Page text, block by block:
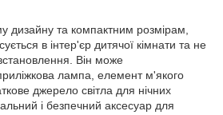
дизайну та компактним розмірам,
в інтер'єр дитячої кімнати та не
Він може
лампа, елемент м'якого
джерело світла для нічних
і безпечний аксесуар для